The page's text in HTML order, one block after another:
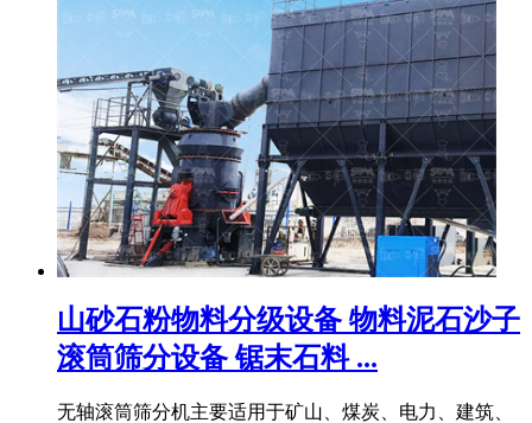
山砂石粉物料分级设备 物料泥石沙子
滚筒筛分设备 锯末石料 ...
无轴滚筒筛分机主要适用于矿山、煤炭、电力、建筑、